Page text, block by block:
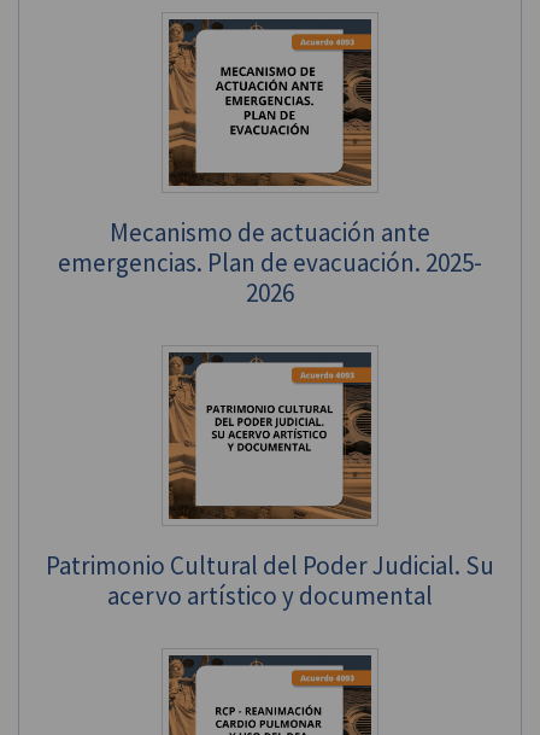
Mecanismo de actuación ante
emergencias. Plan de evacuación. 2025-
2026
Patrimonio Cultural del Poder Judicial. Su
acervo artístico y documental